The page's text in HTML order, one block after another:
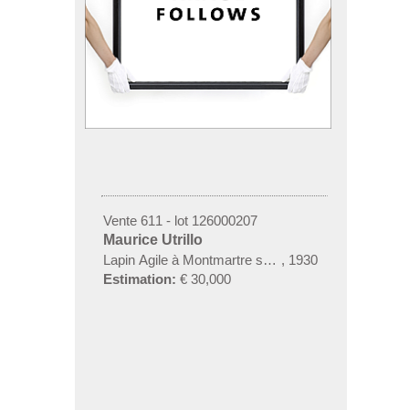
Vente 611 - lot 126000207
Maurice Utrillo
Lapin Agile à Montmartre sous la neige
, 1930
Estimation: € 30,000